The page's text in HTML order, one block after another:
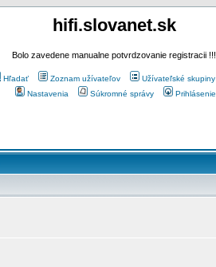
hifi.slovanet.sk
Bolo zavedene manualne potvrdzovanie registracii !!!
Hľadať Zoznam užívateľov Užívateľské skupiny
Nastavenia
Súkromné správy Prihlásenie